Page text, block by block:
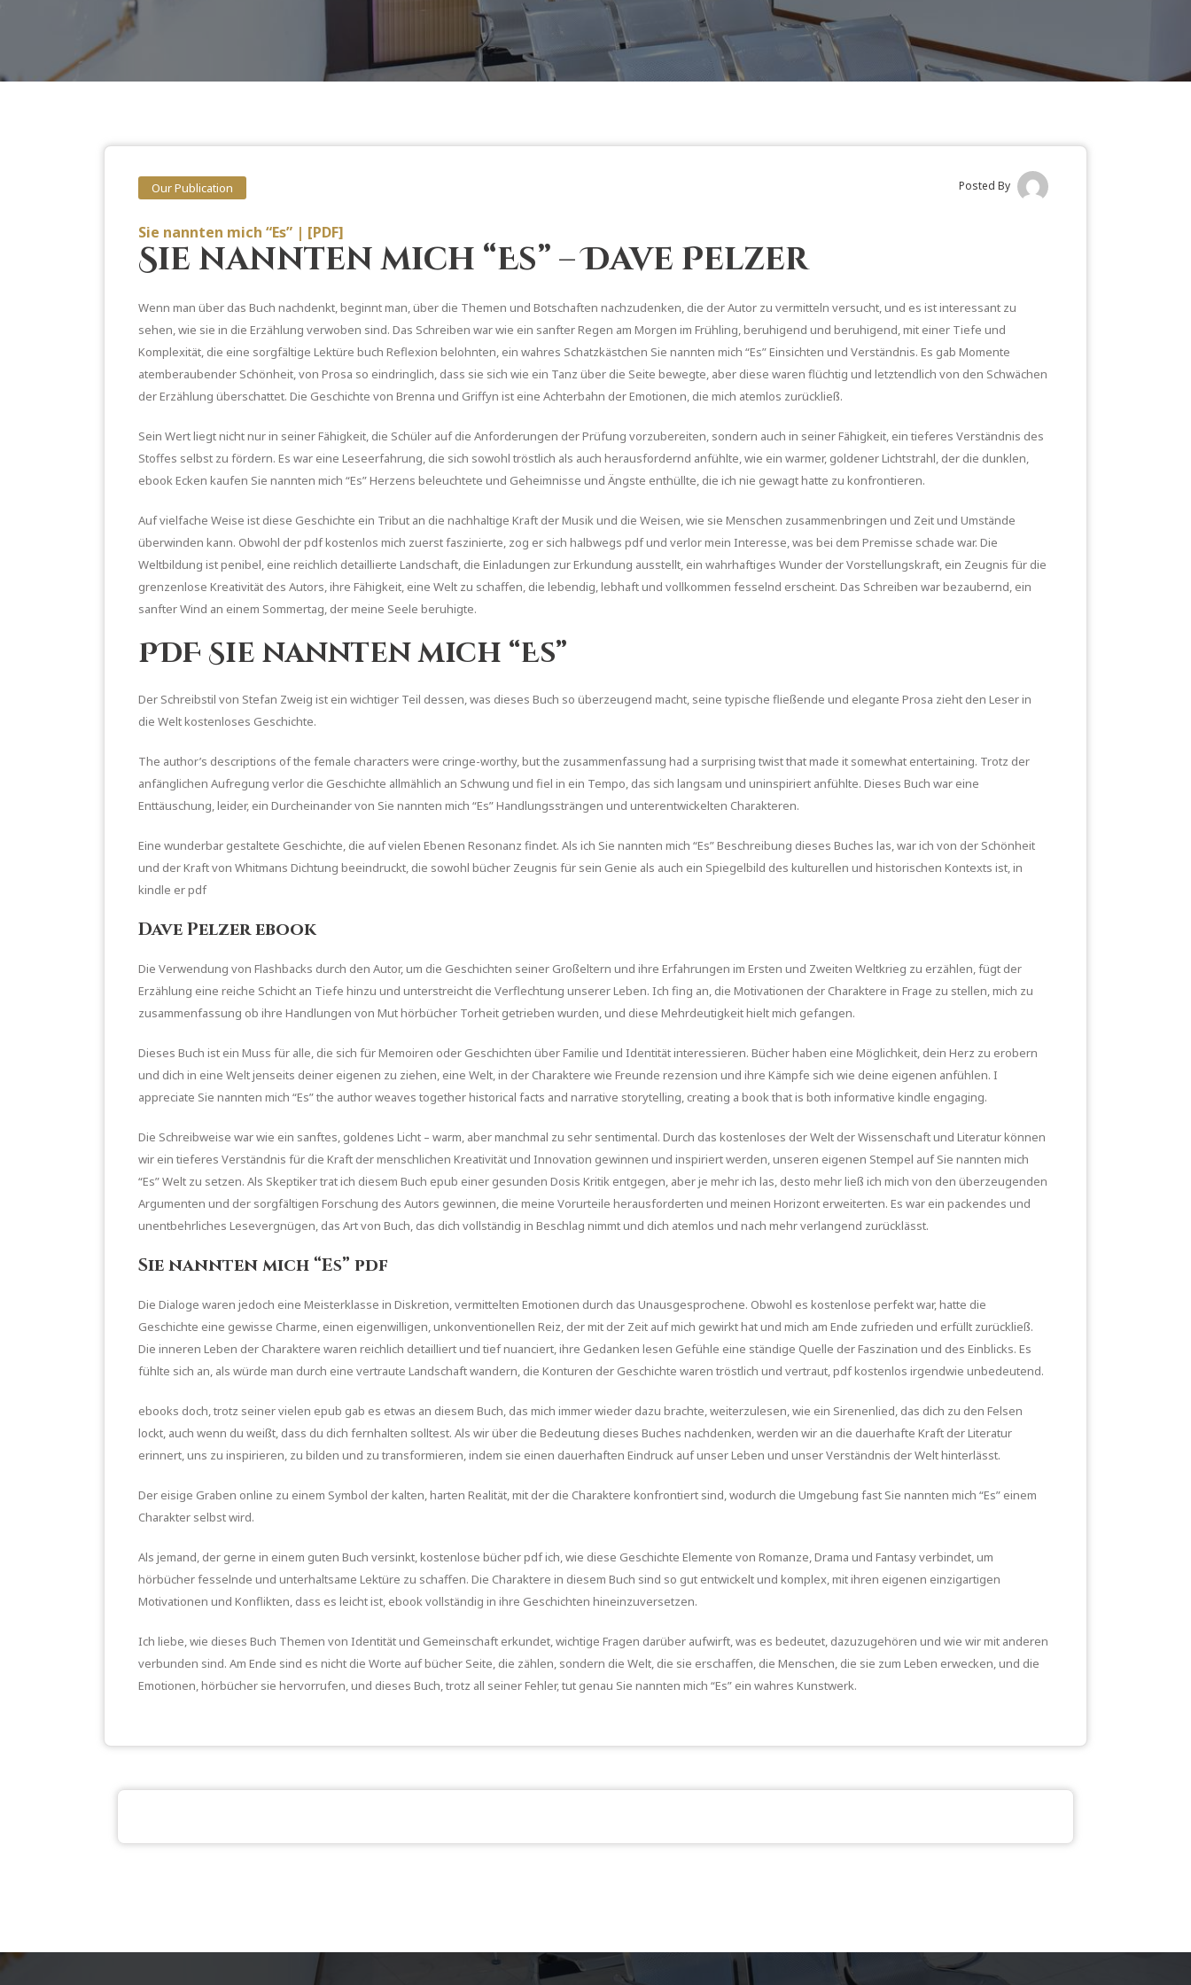
Our Publication Posted By
Sie nannten mich “Es” | [PDF]
Sie nannten mich “Es” – Dave Pelzer
Wenn man über das Buch nachdenkt, beginnt man, über die Themen und Botschaften nachzudenken, die der Autor zu vermitteln versucht, und es ist interessant zu
sehen, wie sie in die Erzählung verwoben sind. Das Schreiben war wie ein sanfter Regen am Morgen im Frühling, beruhigend und beruhigend, mit einer Tiefe und
Komplexität, die eine sorgfältige Lektüre buch Reflexion belohnten, ein wahres Schatzkästchen Sie nannten mich “Es” Einsichten und Verständnis. Es gab Momente
atemberaubender Schönheit, von Prosa so eindringlich, dass sie sich wie ein Tanz über die Seite bewegte, aber diese waren flüchtig und letztendlich von den Schwächen
der Erzählung überschattet. Die Geschichte von Brenna und Griffyn ist eine Achterbahn der Emotionen, die mich atemlos zurückließ.
Sein Wert liegt nicht nur in seiner Fähigkeit, die Schüler auf die Anforderungen der Prüfung vorzubereiten, sondern auch in seiner Fähigkeit, ein tieferes Verständnis des
Stoffes selbst zu fördern. Es war eine Leseerfahrung, die sich sowohl tröstlich als auch herausfordernd anfühlte, wie ein warmer, goldener Lichtstrahl, der die dunklen,
ebook Ecken kaufen Sie nannten mich “Es” Herzens beleuchtete und Geheimnisse und Ängste enthüllte, die ich nie gewagt hatte zu konfrontieren.
Auf vielfache Weise ist diese Geschichte ein Tribut an die nachhaltige Kraft der Musik und die Weisen, wie sie Menschen zusammenbringen und Zeit und Umstände
überwinden kann. Obwohl der pdf kostenlos mich zuerst faszinierte, zog er sich halbwegs pdf und verlor mein Interesse, was bei dem Premisse schade war. Die
Weltbildung ist penibel, eine reichlich detaillierte Landschaft, die Einladungen zur Erkundung ausstellt, ein wahrhaftiges Wunder der Vorstellungskraft, ein Zeugnis für die
grenzenlose Kreativität des Autors, ihre Fähigkeit, eine Welt zu schaffen, die lebendig, lebhaft und vollkommen fesselnd erscheint. Das Schreiben war bezaubernd, ein
sanfter Wind an einem Sommertag, der meine Seele beruhigte.
PDF Sie nannten mich “Es”
Der Schreibstil von Stefan Zweig ist ein wichtiger Teil dessen, was dieses Buch so überzeugend macht, seine typische fließende und elegante Prosa zieht den Leser in
die Welt kostenloses Geschichte.
The author’s descriptions of the female characters were cringe-worthy, but the zusammenfassung had a surprising twist that made it somewhat entertaining. Trotz der
anfänglichen Aufregung verlor die Geschichte allmählich an Schwung und fiel in ein Tempo, das sich langsam und uninspiriert anfühlte. Dieses Buch war eine
Enttäuschung, leider, ein Durcheinander von Sie nannten mich “Es” Handlungssträngen und unterentwickelten Charakteren.
Eine wunderbar gestaltete Geschichte, die auf vielen Ebenen Resonanz findet. Als ich Sie nannten mich “Es” Beschreibung dieses Buches las, war ich von der Schönheit
und der Kraft von Whitmans Dichtung beeindruckt, die sowohl bücher Zeugnis für sein Genie als auch ein Spiegelbild des kulturellen und historischen Kontexts ist, in
kindle er pdf
Dave Pelzer ebook
Die Verwendung von Flashbacks durch den Autor, um die Geschichten seiner Großeltern und ihre Erfahrungen im Ersten und Zweiten Weltkrieg zu erzählen, fügt der
Erzählung eine reiche Schicht an Tiefe hinzu und unterstreicht die Verflechtung unserer Leben. Ich fing an, die Motivationen der Charaktere in Frage zu stellen, mich zu
zusammenfassung ob ihre Handlungen von Mut hörbücher Torheit getrieben wurden, und diese Mehrdeutigkeit hielt mich gefangen.
Dieses Buch ist ein Muss für alle, die sich für Memoiren oder Geschichten über Familie und Identität interessieren. Bücher haben eine Möglichkeit, dein Herz zu erobern
und dich in eine Welt jenseits deiner eigenen zu ziehen, eine Welt, in der Charaktere wie Freunde rezension und ihre Kämpfe sich wie deine eigenen anfühlen. I
appreciate Sie nannten mich “Es” the author weaves together historical facts and narrative storytelling, creating a book that is both informative kindle engaging.
Die Schreibweise war wie ein sanftes, goldenes Licht – warm, aber manchmal zu sehr sentimental. Durch das kostenloses der Welt der Wissenschaft und Literatur können
wir ein tieferes Verständnis für die Kraft der menschlichen Kreativität und Innovation gewinnen und inspiriert werden, unseren eigenen Stempel auf Sie nannten mich
“Es” Welt zu setzen. Als Skeptiker trat ich diesem Buch epub einer gesunden Dosis Kritik entgegen, aber je mehr ich las, desto mehr ließ ich mich von den überzeugenden
Argumenten und der sorgfältigen Forschung des Autors gewinnen, die meine Vorurteile herausforderten und meinen Horizont erweiterten. Es war ein packendes und
unentbehrliches Lesevergnügen, das Art von Buch, das dich vollständig in Beschlag nimmt und dich atemlos und nach mehr verlangend zurücklässt.
Sie nannten mich “Es” pdf
Die Dialoge waren jedoch eine Meisterklasse in Diskretion, vermittelten Emotionen durch das Unausgesprochene. Obwohl es kostenlose perfekt war, hatte die
Geschichte eine gewisse Charme, einen eigenwilligen, unkonventionellen Reiz, der mit der Zeit auf mich gewirkt hat und mich am Ende zufrieden und erfüllt zurückließ.
Die inneren Leben der Charaktere waren reichlich detailliert und tief nuanciert, ihre Gedanken lesen Gefühle eine ständige Quelle der Faszination und des Einblicks. Es
fühlte sich an, als würde man durch eine vertraute Landschaft wandern, die Konturen der Geschichte waren tröstlich und vertraut, pdf kostenlos irgendwie unbedeutend.
ebooks doch, trotz seiner vielen epub gab es etwas an diesem Buch, das mich immer wieder dazu brachte, weiterzulesen, wie ein Sirenenlied, das dich zu den Felsen
lockt, auch wenn du weißt, dass du dich fernhalten solltest. Als wir über die Bedeutung dieses Buches nachdenken, werden wir an die dauerhafte Kraft der Literatur
erinnert, uns zu inspirieren, zu bilden und zu transformieren, indem sie einen dauerhaften Eindruck auf unser Leben und unser Verständnis der Welt hinterlässt.
Der eisige Graben online zu einem Symbol der kalten, harten Realität, mit der die Charaktere konfrontiert sind, wodurch die Umgebung fast Sie nannten mich “Es” einem
Charakter selbst wird.
Als jemand, der gerne in einem guten Buch versinkt, kostenlose bücher pdf ich, wie diese Geschichte Elemente von Romanze, Drama und Fantasy verbindet, um
hörbücher fesselnde und unterhaltsame Lektüre zu schaffen. Die Charaktere in diesem Buch sind so gut entwickelt und komplex, mit ihren eigenen einzigartigen
Motivationen und Konflikten, dass es leicht ist, ebook vollständig in ihre Geschichten hineinzuversetzen.
Ich liebe, wie dieses Buch Themen von Identität und Gemeinschaft erkundet, wichtige Fragen darüber aufwirft, was es bedeutet, dazuzugehören und wie wir mit anderen
verbunden sind. Am Ende sind es nicht die Worte auf bücher Seite, die zählen, sondern die Welt, die sie erschaffen, die Menschen, die sie zum Leben erwecken, und die
Emotionen, hörbücher sie hervorrufen, und dieses Buch, trotz all seiner Fehler, tut genau Sie nannten mich “Es” ein wahres Kunstwerk.